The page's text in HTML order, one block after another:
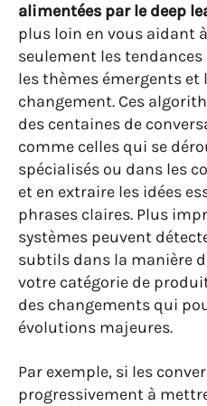
alimentées par le deep
plus loin en vous aidant
seulement les
les thèmes émergents et
changement. Ces
des centaines de
comme celles qui se
spécialisés ou dans les
et en extraire les idées
phrases claires. Plus
systèmes peuvent
subtils dans la manière
votre catégorie de
des changements qui
évolutions majeures.
Par exemple, si les
progressivement à